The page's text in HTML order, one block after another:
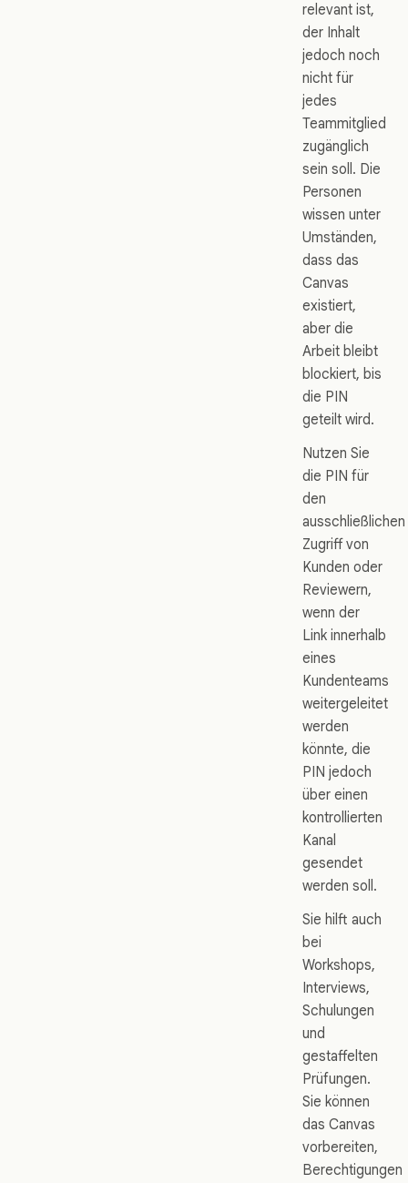
relevant ist,
der Inhalt
jedoch noch
nicht für
jedes
Teammitglied
zugänglich
sein soll. Die
Personen
wissen unter
Umständen,
dass das
Canvas
existiert,
aber die
Arbeit bleibt
blockiert, bis
die PIN
geteilt wird.
Nutzen Sie
die PIN für
den
ausschließlichen
Zugriff von
Kunden oder
Reviewern,
wenn der
Link innerhalb
eines
Kundenteams
weitergeleitet
werden
könnte, die
PIN jedoch
über einen
kontrollierten
Kanal
gesendet
werden soll.
Sie hilft auch
bei
Workshops,
Interviews,
Schulungen
und
gestaffelten
Prüfungen.
Sie können
das Canvas
vorbereiten,
Berechtigungen